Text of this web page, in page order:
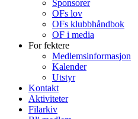
Sponsorer
OFs lov
OFs klubbhåndbok
OF i media
For fektere
Medlemsinformasjon
Kalender
Utstyr
Kontakt
Aktiviteter
Filarkiv